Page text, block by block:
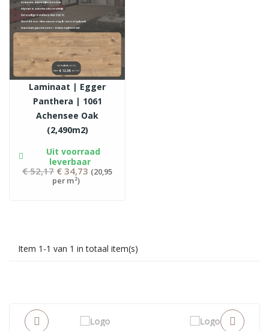
Laminaat | Egger
Panthera | 1061
Achensee Oak
(2,490m2)
Uit voorraad
leverbaar
Normale
€ 52,17 € 34,73 (20,95
per m²)
Prijs
Item 1-1 van 1 in totaal item(s)